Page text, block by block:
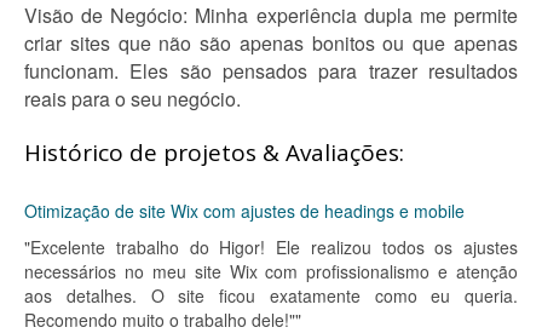
Visão de Negócio: Minha experiência dupla me permite
criar sites que não são apenas bonitos ou que apenas
funcionam. Eles são pensados para trazer resultados
reais para o seu negócio.
Histórico de projetos & Avaliações:
Otimização de site Wix com ajustes de headings e mobile
"Excelente trabalho do Higor! Ele realizou todos os ajustes
necessários no meu site Wix com profissionalismo e atenção
aos detalhes. O site ficou exatamente como eu queria.
Recomendo muito o trabalho dele!""